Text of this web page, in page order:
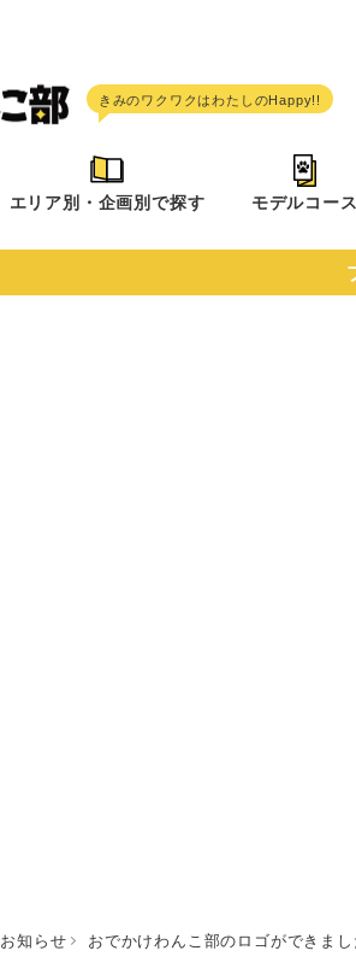
エリア別・企画別で探す モデルコース
お知らせ おでかけわんこ部のロゴができま